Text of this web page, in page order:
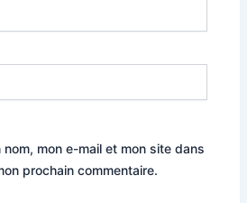
nom, mon e-mail et mon site dans
prochain commentaire.